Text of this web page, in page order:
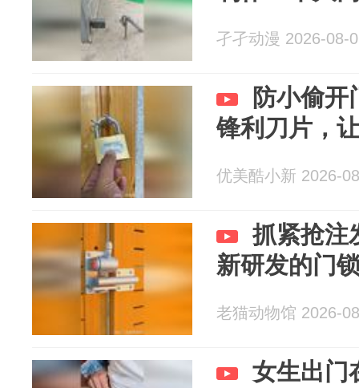
孑孑动漫 2026-08-
防小偷开
锋利刀片，
优美酷小新 2026-
抓紧抢注
新研发的门
老猫动物馆 2026-
女生出门